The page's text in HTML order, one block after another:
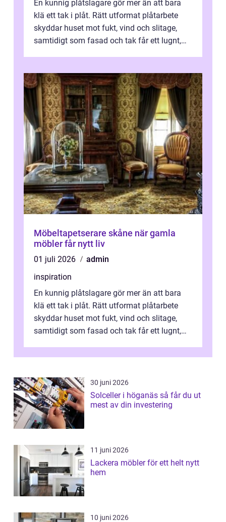
En kunnig plåtslagare gör mer än att bara
klä ett tak i plåt. Rätt utformat plåtarbete
skyddar huset mot fukt, vind och slitage,
samtidigt som fasad och tak får ett lugnt,
Möbeltapetserare skåne när gamla
möbler får nytt liv
01 juli 2026
admin
inspiration
En kunnig plåtslagare gör mer än att bara
klä ett tak i plåt. Rätt utformat plåtarbete
skyddar huset mot fukt, vind och slitage,
samtidigt som fasad och tak får ett lugnt,
30 juni 2026
Solceller i höganäs så får du ut
mest av din investering
11 juni 2026
Lackera möbler för ett helt nytt
hem
10 juni 2026